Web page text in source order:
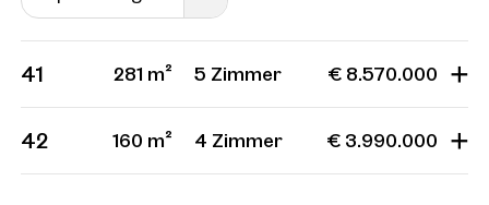
41 281 m² 5 Zimmer € 8.570.000
42 160 m² 4 Zimmer € 3.990.000